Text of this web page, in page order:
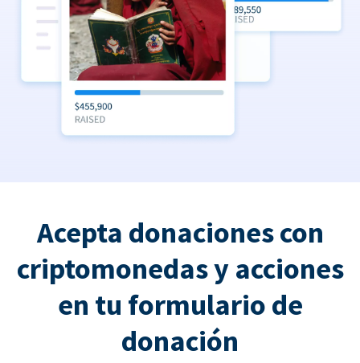
Acepta donaciones con
criptomonedas y acciones
en tu formulario de
donación